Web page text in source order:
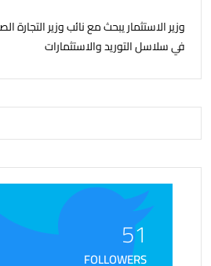
وزير الاستثمار يبحث مع نائب وزير التجارة
في سلاسل التوريد والاستثمارات
51
FOLLOWERS